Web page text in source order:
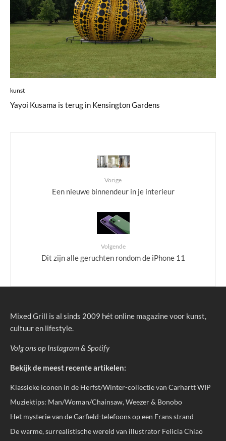
kunst
Yayoi Kusama is terug in Kensington Gardens
Vorige
Een nieuwe binnendeur in je interieur
Volgende
Dit zijn alle geruchten rondom de iPhone 11
Mixed Grill is al sinds 2009 hét online magazine voor kunst,
cultuur en lifestyle.
Volg ons op Instagram & Spotify
Bekijk de meest recente artikelen:
Klassieke iconen in de Herfst/Winter-collectie van Carhartt WIP
Muziektips: Man/Woman/Chainsaw, Weezer & Bonobo
Het mysterie van de Garfield-telefoons op een Frans strand
De warme, surrealistische wereld van illustrator Felicia Chiao